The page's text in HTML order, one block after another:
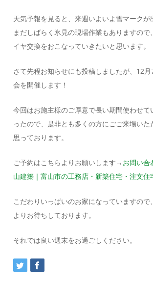
天気予報を見ると、来週いよいよ雪マークが
まだしばらく氷見の現場作業もありますので
イヤ交換をおこなっていきたいと思います。
さて先程お知らせにも投稿しましたが、12
会を開催します！
今回はお施主様のご厚意で長い期間使わせて
ったので、是非とも多くの方にごご来場いた
思っております。
ご予約はこちらよりお願いします→ お問い合
山建築｜富山市の工務店・新築住宅・注文住
こだわりいっぱいのお家になっていますの
よりお待ちしております。
それでは良い週末をお過ごしください。